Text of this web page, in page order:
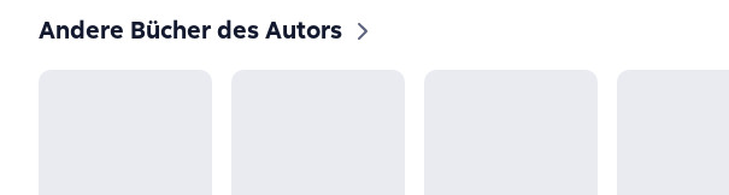
Andere Bücher des Autors